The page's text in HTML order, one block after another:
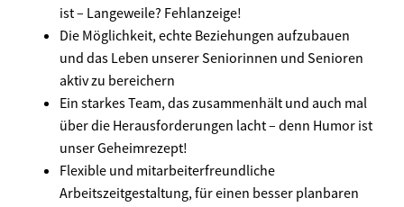
ist – Langeweile? Fehlanzeige!
Die Möglichkeit, echte Beziehungen aufzubauen
und das Leben unserer Seniorinnen und Senioren
aktiv zu bereichern
Ein starkes Team, das zusammenhält und auch mal
über die Herausforderungen lacht – denn Humor ist
unser Geheimrezept!
Flexible und mitarbeiterfreundliche
Arbeitszeitgestaltung, für einen besser planbaren